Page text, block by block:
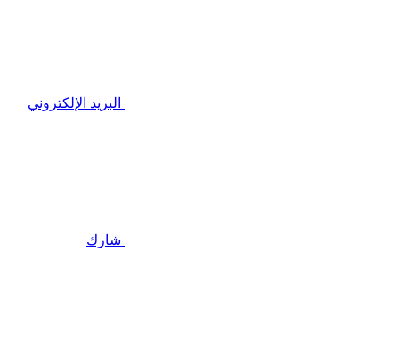
البريد الإلكتروني
شارك